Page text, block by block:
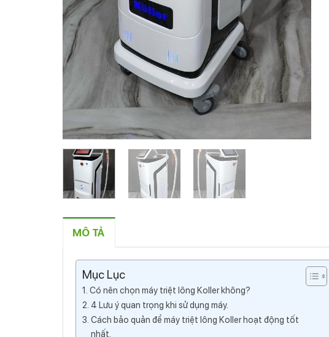
MÔ TẢ
Mục Lục
Có nên chọn máy triệt lông Koller không?
4 Lưu ý quan trọng khi sử dụng máy.
Cách bảo quản để máy triệt lông Koller hoạt động tốt
nhất.